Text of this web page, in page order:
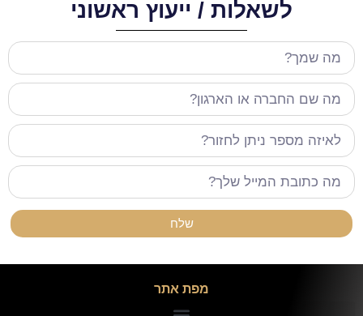
לשאלות / ייעוץ ראשוני
שלח
מפת אתר